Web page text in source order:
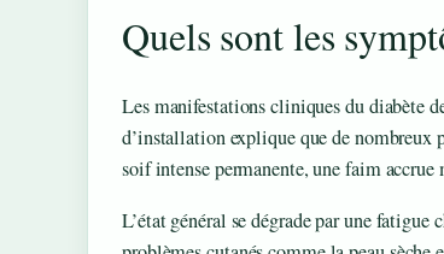
Quels sont les
Les manifestations cliniques du diabète
d’installation explique que de nombreux
soif intense permanente, une faim
L’état général se dégrade par une